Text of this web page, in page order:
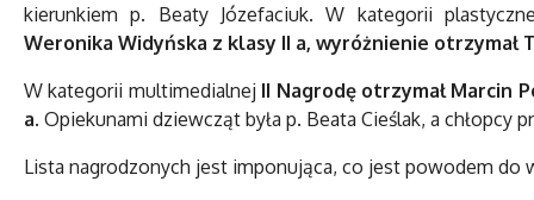
kierunkiem p. Beaty Józefaciuk. W kategorii
Weronika Widyńska z klasy II a, wyróżnienie otrzymał
W kategorii multimedialnej II Nagrodę otrzymał Marcin
a. Opiekunami dziewcząt była p. Beata Cieślak, a chłopcy
Lista nagrodzonych jest imponująca, co jest powodem do